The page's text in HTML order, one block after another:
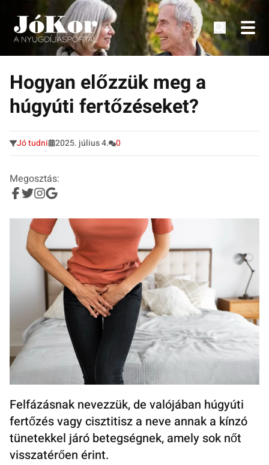
Tovább
tartalomra
Tudnivalók, érdekességek idősek számára.
Hogyan előzzük meg a
húgyúti fertőzéseket?
Jó tudni 2025. július 4. 0
Megosztás:
Felfázásnak nevezzük, de valójában húgyúti
fertőzés vagy cisztitisz a neve annak a kínzó
tünetekkel járó betegségnek, amely sok nőt
visszatérően érint.